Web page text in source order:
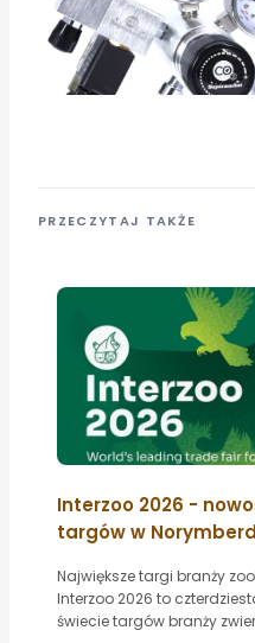
PRZECZYTAJ TAKŻE
Interzoo 2026 -
targów w
Największe targi branży
Interzoo 2026 to
świecie targów branży